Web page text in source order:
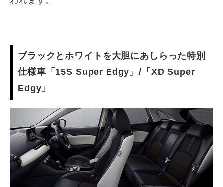
ブラックとホワイトを大胆にあしらった特別
仕様車「15S Super Edgy」/「XD Super
Edgy」